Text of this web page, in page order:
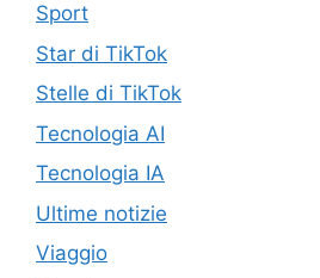
Sport
Star di TikTok
Stelle di TikTok
Tecnologia AI
Tecnologia IA
Ultime notizie
Viaggio